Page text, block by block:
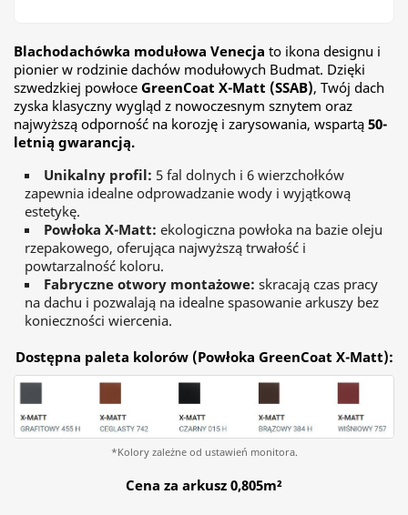
Blachodachówka modułowa Venecja to ikona designu i
pionier w rodzinie dachów modułowych Budmat. Dzięki
szwedzkiej powłoce GreenCoat X-Matt (SSAB), Twój dach
zyska klasyczny wygląd z nowoczesnym sznytem oraz
najwyższą odporność na korozję i zarysowania, wspartą 50-
letnią gwarancją.
Unikalny profil: 5 fal dolnych i 6 wierzchołków
zapewnia idealne odprowadzanie wody i wyjątkową
estetykę.
Powłoka X-Matt: ekologiczna powłoka na bazie oleju
rzepakowego, oferująca najwyższą trwałość i
powtarzalność koloru.
Fabryczne otwory montażowe: skracają czas pracy
na dachu i pozwalają na idealne spasowanie arkuszy bez
konieczności wiercenia.
Dostępna paleta kolorów (Powłoka GreenCoat X-Matt):
*Kolory zależne od ustawień monitora.
Cena za arkusz 0,805m²